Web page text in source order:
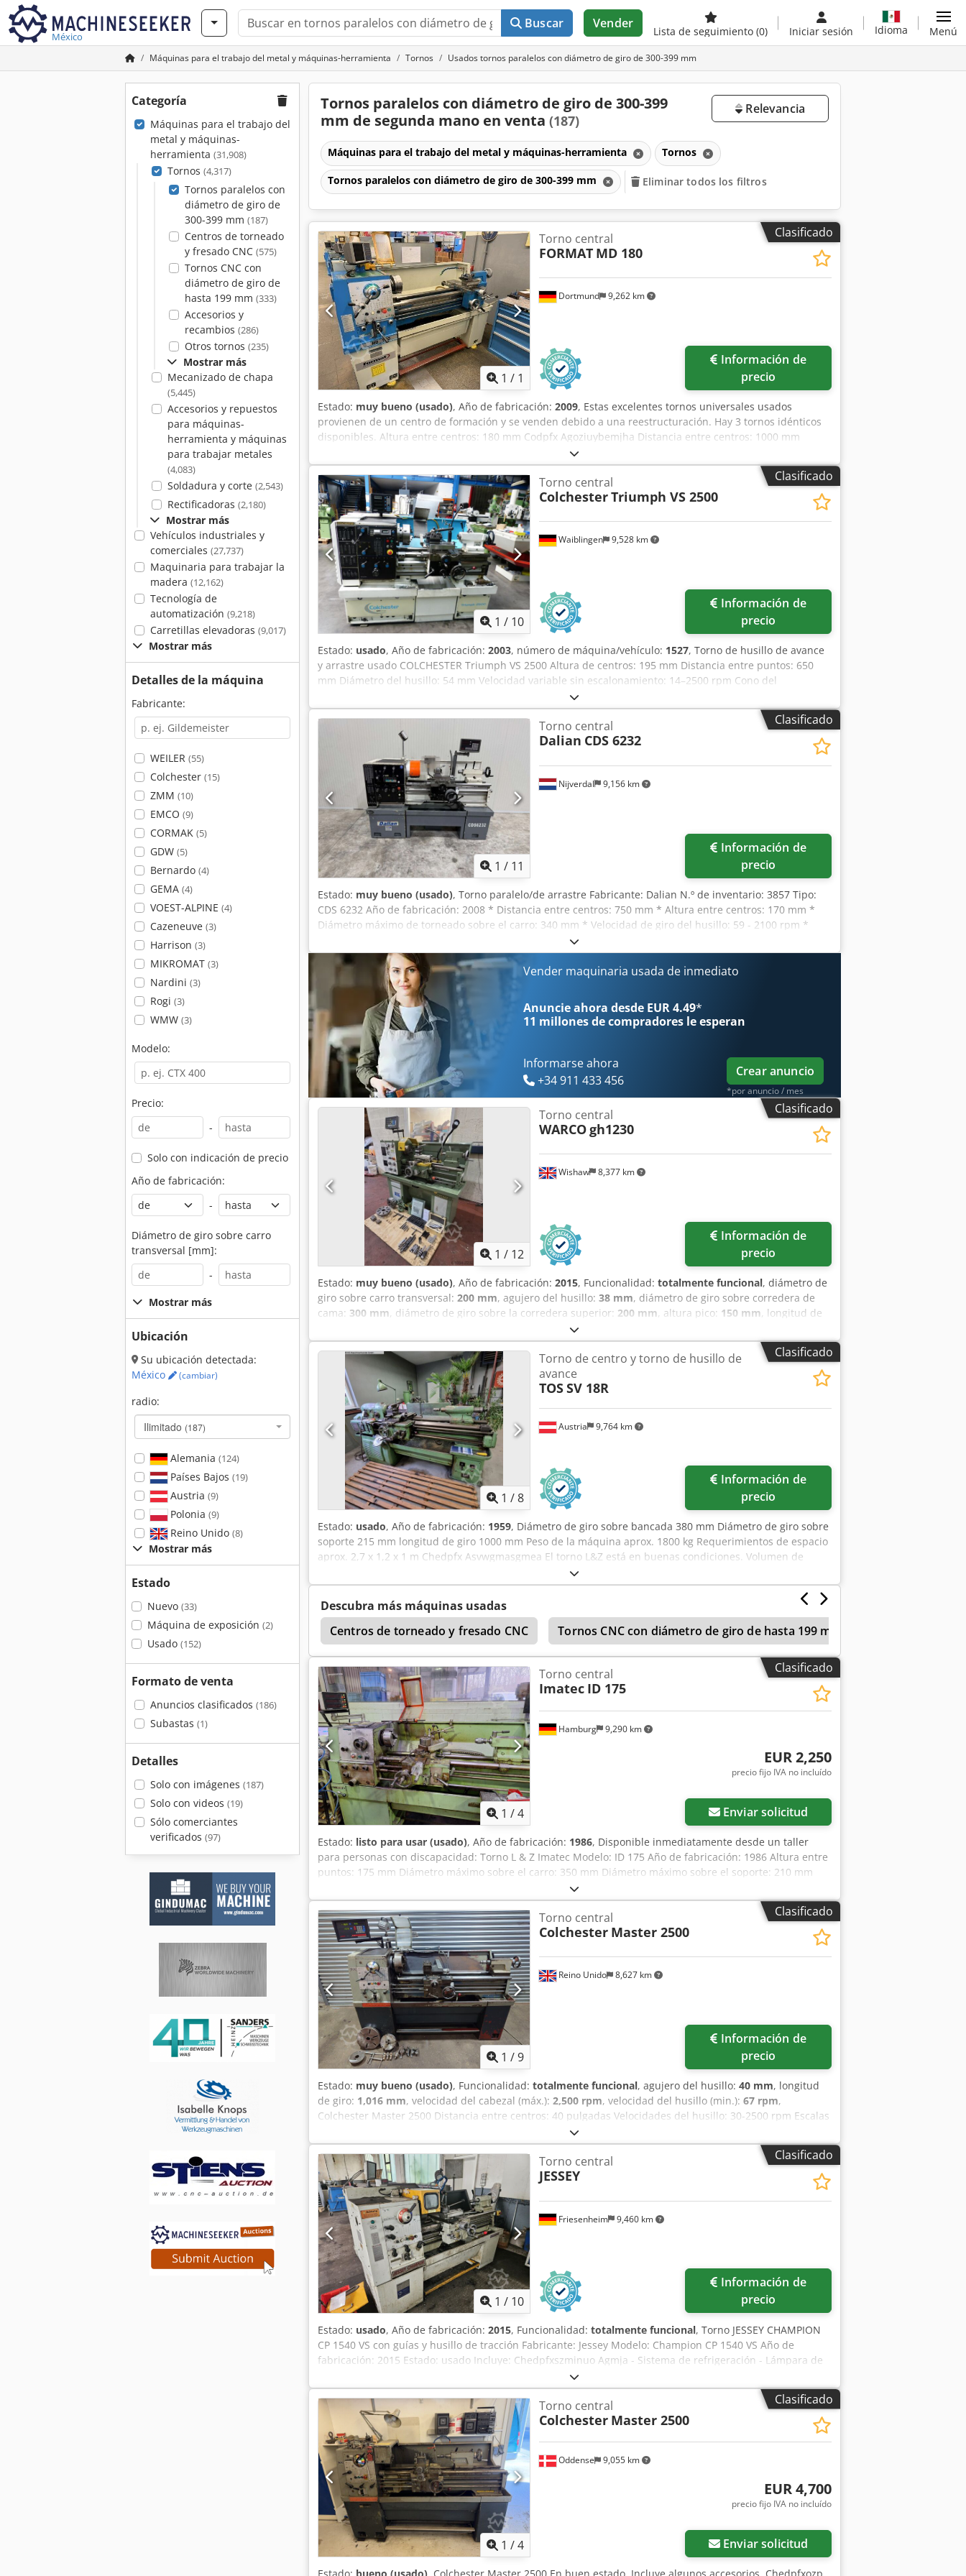
México
Buscar Vender
Lista de seguimiento (0) Iniciar sesión Idioma Menú
Máquinas para el trabajo del metal y máquinas-herramienta Tornos Usados tornos paralelos con diámetro de giro de 300-399 mm
Categoría
Máquinas para el trabajo del
metal y máquinas-
herramienta (31,908)
Tornos (4,317)
Tornos paralelos con
diámetro de giro de
300-399 mm (187)
Centros de torneado
y fresado CNC (575)
Tornos CNC con
diámetro de giro de
hasta 199 mm (333)
Accesorios y
recambios (286)
Otros tornos (235)
Mostrar más
Mecanizado de chapa
(5,445)
Accesorios y repuestos
para máquinas-
herramienta y máquinas
para trabajar metales
(4,083)
Soldadura y corte (2,543)
Rectificadoras (2,180)
Mostrar más
Vehículos industriales y
comerciales (27,737)
Maquinaria para trabajar la
madera (12,162)
Tecnología de
automatización (9,218)
Carretillas elevadoras (9,017)
Mostrar más
Detalles de la máquina
Fabricante:
WEILER (55)
Colchester (15)
ZMM (10)
EMCO (9)
CORMAK (5)
GDW (5)
Bernardo (4)
GEMA (4)
VOEST-ALPINE (4)
Cazeneuve (3)
Harrison (3)
MIKROMAT (3)
Nardini (3)
Rogi (3)
WMW (3)
Modelo:
Precio:
-
Solo con indicación de precio
Año de fabricación:
-
Diámetro de giro sobre carro
transversal [mm]:
-
Mostrar más
Ubicación
Su ubicación detectada:
México
(cambiar)
radio:
Ilimitado (187)
Alemania (124)
Países Bajos (19)
Austria (9)
Polonia (9)
Reino Unido (8)
Mostrar más
Estado
Nuevo (33)
Máquina de exposición (2)
Usado (152)
Formato de venta
Anuncios clasificados (186)
Subastas (1)
Detalles
Solo con imágenes (187)
Solo con videos (19)
Sólo comerciantes
verificados (97)
Tornos paralelos con diámetro de giro de 300-399
mm de segunda mano en venta (187)
Relevancia
Máquinas para el trabajo del metal y máquinas-herramienta Tornos
Tornos paralelos con diámetro de giro de 300-399 mm Eliminar todos los filtros
Clasificado
1 / 1
Dortmund 9,262 km
Torno central
FORMAT MD 180
precio
Estado: muy bueno (usado), Año de fabricación: 2009, Estas excelentes tornos universales usados
provienen de un centro de formación y se venden debido a una reestructuración. Hay 3 tornos idénticos
disponibles. Altura entre centros: 180 mm Codpfx Agoziuybemjha Distancia entre centros: 1000 mm
Diámetro de torneado sobre el carro: 360 mm Diámetro de torneado sobre el carro transversal: 250 mm
Ancho del carro: 190 mm Diámetro del orificio del husillo: 42 mm Portaherramientas del husillo según DIN
55027: tamaño 5 Rango de velocidades, 16 pasos: 33 – 2000 rpm Avances, 13 pasos longitudinales: 0,03 –
0,4 mm/rev Ídem, 13 pasos transversales: 0,01 – 0,13 mm/rev 27 roscas métricas: 0,2 – 7 mm 36 roscas
Whitworth: 4 – 72 pasos/pulgada 18 roscas modulares: 0,3 – 3,5 módulos 21 roscas de paso diametral: 8 –
44 pasos Portaherramientas del contrapunto: MK 3 Potencia del motor: 2,25 / 3,75 kW Dimensiones de la
máquina (largo x ancho x alto): 2000 x 1000 x 1550 mm Peso: 1100 kg Accesorios / Características
especiales: • Pantalla digital de 3 ejes RSF • Portaherramientas de 3 mordazas, diámetro 200 mm • Sistema
de cambio rápido de herramientas "Multifix", tamaño B • Protección del portaherramientas, plegable, con
protección eléctrica • Amplia bandeja para recoger virutas • Sistema de refrigeración • Conformidad CE
Siegfried Volz Werkzeugmaschinen Rüschebrinkstr. 151-153 DE - 44143 Dortmund - Wambel / Alemania
Clasificado
1 / 10
Waiblingen 9,528 km
Torno central
ColchesterTriumph VS 2500
precio
Estado: usado, Año de fabricación: 2003, número de máquina/vehículo: 1527, Torno de husillo de avance
y arrastre usado COLCHESTER Triumph VS 2500 Altura de centros: 195 mm Distancia entre puntos: 650
mm Diámetro del husillo: 54 mm Velocidad variable sin escalonamiento: 14–2500 rpm Cono del
contrapunto: MK5, sistema de refrigeración, dispositivo de roscado rápido Visualizador digital: FAGOR
NUP 300 TS-RS 1 x plato de tres garras RÖHM, tope de tambor 5 posiciones, tope de husillo hueco,
lámpara de máquina, 1 x cabezal portaherramientas PARAT de 4 posiciones, 4 x soportes de cambio
PARAT, Codpox Hrumefx Agmsha punta giratoria y portabrocas de sujeción rápida. La máquina está
ubicada en 71334 Waiblingen-Beinstein y está disponible de inmediato. Es posible inspeccionarla previa
Clasificado
1 / 11
Nijverdal 9,156 km
Torno central
Dalian CDS 6232
precio
Estado: muy bueno (usado), Torno paralelo/de arrastre Fabricante: Dalian N.º de inventario: 3857 Tipo:
CDS 6232 Año de fabricación: 2008 * Distancia entre centros: 750 mm * Altura entre centros: 170 mm *
Diámetro máximo de torneado sobre el carro: 340 mm * Velocidad de giro del husillo: 59 - 2100 rpm *
Diámetro del orificio del husillo: 52 mm * Pantalla digital de 2 ejes SINO Csdozrvn Eopfx Agmeha * Plato
de 3 mordazas * Sistema de refrigeración Peso de la máquina: aprox. 850 kg
Vender maquinaria usada de inmediato
Anuncie ahora desde EUR 4.49*
11 millones de compradores le esperan
Informarse ahora
+34 911 433 456
Crear anuncio
*por anuncio / mes
Clasificado
1 / 12
Wishaw 8,377 km
Torno central
WARCOgh1230
precio
Estado: muy bueno (usado), Año de fabricación: 2015, Funcionalidad: totalmente funcional, diámetro de
giro sobre carro transversal: 200 mm, agujero del husillo: 38 mm, diámetro de giro sobre corredera de
cama: 300 mm, diámetro de giro sobre la corredera superior: 200 mm, altura pico: 150 mm, longitud de
, ancho total:610 mm
cabezal (máx.):2,000 rpm, velocidad del husillo (min.):75 rpm, Modelo: GH 1230 Año: 2015 Diámetro
máximo de torneado sobre el carro: 300 mm Diámetro máximo de torneado sobre el carro superior: 200
mm Distancia entre centros: 610 mm Velocidades del husillo: 75-2000 RPM Diámetro del orificio del
husillo: 38 mm Equipamiento de la máquina: Cedpjzlhukofx Agmeha Pantalla digital Mandril de 3
mordazas Mandril de 4 mordazas Algunas herramientas Dimensiones: 1320 x 610 x 1250 mm (alto) Peso:
520 kg
Clasificado
1 /8
Austria 9,764 km
Torno de centro y torno de husillo de
avance
TOSSV 18R
precio
Estado: usado, Año de fabricación: 1959, Diámetro de giro sobre bancada 380 mm Diámetro de giro sobre
soporte 215 mm longitud de giro 1000 mm Peso de la máquina aprox. 1800 kg Requerimientos de espacio
aprox. 2,7 x 1,2 x 1 m Chedpfx Asvwgmasgmea El torno L&Z está en buenas condiciones. Volumen de
suministro que incluye numerosos accesorios y armarios. - Portabrocas de 3 mordazas - Placa frontal de 4
mordazas - bisel
Descubra más máquinas usadas
Centros de torneado y fresado CNC
Tornos CNC con diámetro de giro de hasta 199 mm
Colchester Colchester Bantam
Clasificado
1 /4
Hamburg 9,290 km
Torno central
Imatec ID 175
EUR 2,250
precio fijo IVA no incluído
Enviar solicitud
Estado: listo para usar (usado), Año de fabricación: 1986, Disponible inmediatamente desde un taller
para personas con discapacidad: Torno L & Z Imatec Modelo: ID 175 Año de fabricación: 1986 Altura entre
puntos: 175 mm Diámetro máximo sobre el carro: 350 mm Diámetro máximo sobre el soporte: 210 mm
Distancia entre puntos: 1000 mm Diámetro del orificio del husillo: 41 mm Velocidades de giro del husillo:
35,5 – 1600 rpm Pantalla digital Portabrocas Plato plano Csdpfx Agjzrbx Aomoha Sistema Multifix con
soportes Sistema de refrigeración Potencia del motor: 3 kW Peso: 1700 kg Precio: 2.250 € (más IVA),
entrega en nuestras instalaciones.
Clasificado
1 /9
Reino Unido 8,627 km
Torno central
Colchester Master 2500
precio
Estado: muy bueno (usado), Funcionalidad: totalmente funcional, agujero del husillo: 40 mm, longitud
de giro: 1,016 mm, velocidad del cabezal (máx.): 2,500 rpm, velocidad del husillo (min.): 67 rpm,
Colchester Master 2500 Distancia entre centros: 40 pulgadas Velocidades del husillo: 30-2500 rpm Escalas
en unidades imperiales Sistema DRO de 2 ejes Bomba y sistema de refrigeración Cono Morse n.º 3 en el
contrapunto Diámetro del orificio del husillo: 40 mm Portaherramientas de cambio rápido Chodpfx
Agezphivemja Incluye: Mandril de 4 mordazas de 10 pulgadas Mandril de 3 mordazas con mordazas
reversibles de 8 pulgadas Plato frontal de 12 pulgadas Plato de arrastre 4 portaherramientas de cambio
rápido
Clasificado
1 / 10
Friesenheim 9,460 km
Torno central
JESSEY
precio
Estado: usado, Año de fabricación: 2015, Funcionalidad: totalmente funcional, Torno JESSEY CHAMPION
CP 1540 VS con guías y husillo de tracción Fabricante: Jessey Modelo: Champion CP 1540 VS Año de
fabricación: 2015 Estado: usado Incluye: Chedpfxszminuo Agmja - Sistema de refrigeración - Lámpara de
máquina - Patas de la máquina - Documentación - Mordazas - Pantalla digital - MultiFix B Información
adicional disponible bajo petición.
Clasificado
1 /4
Oddense 9,055 km
Torno central
Colchester Master 2500
EUR 4,700
precio fijo IVA no incluído
Enviar solicitud
Estado: bueno (usado) , Colchester Master 2500 En buen estado. Incluye algunos accesorios. Chedpfxozp